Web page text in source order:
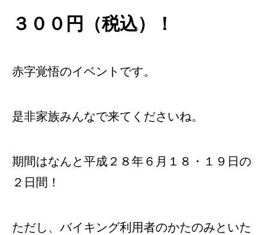
３００円（税込）！
赤字覚悟のイベントです。
是非家族みんなで来てくださいね。
期間はなんと平成２８年６月１８・１９日の
２日間！
ただし、バイキング利用者のかたのみといた